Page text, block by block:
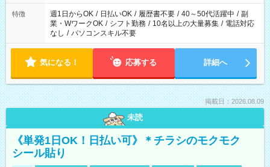
特徴 週1日からOK / 日払いOK / 履歴書不要 / 40～50代活躍中 / 副
業・WワークOK / シフト勤務 / 10名以上の大量募集 / 電話対応
なし / パソコンスキル不要
気になる！ 応募する 詳細へ
掲載日：2026.08.09
未読
《単発1日OK！日払い可》＊チラシのモクモク
シール貼り